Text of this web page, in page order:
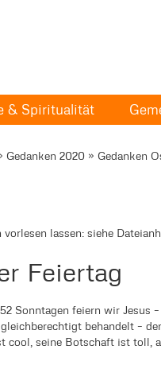
& Spiritualität
Gedanken 2020 » Gedanken
lassen: siehe
Sonntagen feiern wir Jesus
behandelt –
cool, seine Botschaft ist toll,